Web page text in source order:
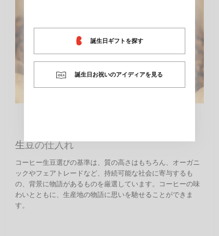
誕生日ギフトを探す
誕生日お祝いのアイディアを見る
生豆の仕入れ
コーヒー生豆選びの基準は、質の高さはもちろん、オーガニ
ックやフェアトレードなど、持続可能な社会に寄与するも
の、背景に物語があるものを厳選しています。コーヒーの味
わいとともに、生産地の物語に思いを馳せることができま
す。